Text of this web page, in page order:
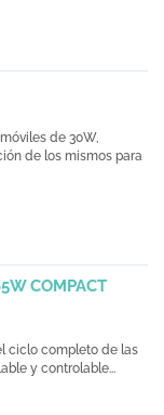
de 30W,
de los mismos para
COMPACT
ciclo completo de las
y controlable...